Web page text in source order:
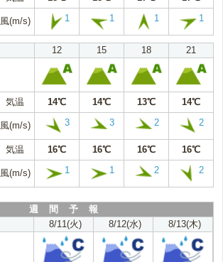
風(m/s) 1 1 1 1
12 15 18 21
気温 14℃ 14℃ 13℃ 14℃
風(m/s) 3 3 2 2
気温 16℃ 16℃ 16℃ 16℃
風(m/s) 1 1 2 2
週 間 予 報
8/11(火) 8/12(水) 8/13(木)